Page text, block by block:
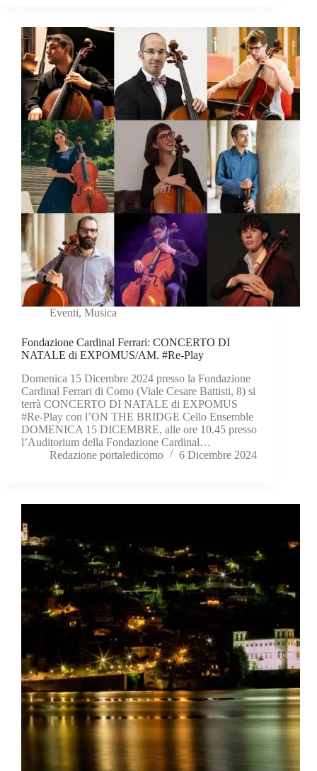
Eventi, Musica
Fondazione Cardinal Ferrari: CONCERTO DI
NATALE di EXPOMUS/AM. #Re-Play
Domenica 15 Dicembre 2024 presso la Fondazione
Cardinal Ferrari di Como (Viale Cesare Battisti, 8) si
terrà CONCERTO DI NATALE di EXPOMUS
#Re-Play con l’ON THE BRIDGE Cello Ensemble
DOMENICA 15 DICEMBRE, alle ore 10.45 presso
l’Auditorium della Fondazione Cardinal…
Redazione portaledicomo
6 Dicembre 2024